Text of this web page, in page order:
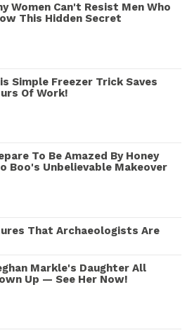
Women Can't Resist Men Who
This Hidden Secret
Simple Freezer Trick Saves
Of Work!
To Be Amazed By Honey
Boo's Unbelievable Makeover
That Archaeologists Are
Markle's Daughter All
Up — See Her Now!